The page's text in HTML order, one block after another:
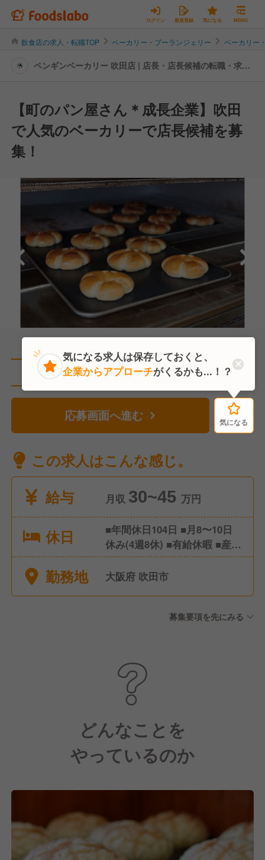
ログイン 新規登録 気になる MENU
飲食店の求人・転職TOP ベーカリー・ブーランジェリー ベーカリー
ペンギンベーカリー 吹田店 | 店長・店長候補の転職・求人
【町のパン屋さん＊成長企業】吹田
で人気のベーカリーで店長候補を募
集！
直近3人がこの求人を検討中
応募画面へ進む 気になる
この求人はこんな感じ。
給与
月収 30~45 万円
休日
■年間休日104日 ■月8〜10日
休み(4週8休) ■有給休暇 ■産
前・産後休暇
勤務地 大阪府 吹田市
募集要項を先にみる
どんなことを
やっているのか
気になる
気になる求人は保存しておくと、
企業からアプローチがくるかも...！？